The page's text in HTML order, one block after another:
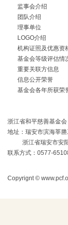
监事会介绍
团队介绍
理事单位
LOGO介绍
机构证照及优惠资
基金会等级评估情
重要关联方信息
信息公开荣誉
基金会各年所获荣
浙江省和平慈善基金会
地址：瑞安市滨海莘塍
浙江省瑞安市安阳
联系方式：0577-
Copyrignt ©